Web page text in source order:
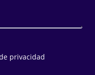
privacidad